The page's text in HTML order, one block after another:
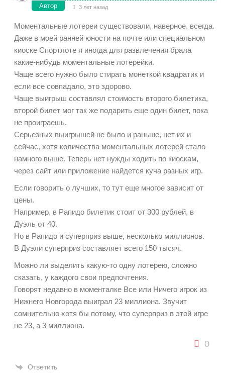
Автор 3 лет назад
Моментальные лотереи существовали, наверное, всегда.
Даже в моей ранней юности на почте или специальном
киоске Спортлоте я иногда для развлечения брала
какие-нибудь моментальные лотерейки.
Чаще всего нужно было стирать монеткой квадратик и
если все совпадало, это здорово.
Чаще выигрыш составлял стоимость второго билетика,
второй билет мог так же подарить еще один билет, пока
не проиграешь.
Серьезных выигрышей не было и раньше, нет их и
сейчас, хотя количества моментальных лотерей стало
намного выше. Теперь нет нужды ходить по киоскам,
через сайт или приложение найдется куча разных игр.
Если говорить о лучших, то тут еще многое зависит от
цены.
Например, в Рапидо билетик стоит от 300 рублей, в
Дуэль от 40.
Но в Рапидо и суперприз выше, несколько миллионов.
В Дуэли суперприз составляет всего 150 тысяч.
Можно ли выделить какую-то одну лотерею, сложно
сказать, у каждого свои предпочтения.
Говорят недавно в моменталке Все или Ничего игрок из
Нижнего Новгорода выиграл 23 миллиона. Звучит
сомнительно хотя бы потому, что суперприз в этой игре
не 23, а 3 миллиона.
0
Ответить